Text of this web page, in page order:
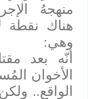
منهجهُ
هناك نقطة
وهي:
أنّه بعد
الأخوان
الواقع..